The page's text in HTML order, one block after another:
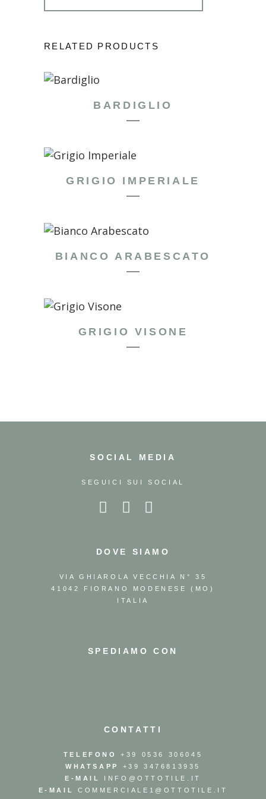
RELATED PRODUCTS
BARDIGLIO
GRIGIO IMPERIALE
BIANCO ARABESCATO
GRIGIO VISONE
SOCIAL MEDIA
SEGUICI SUI SOCIAL
DOVE SIAMO
VIA GHIAROLA VECCHIA N° 35
41042 FIORANO MODENESE (MO)
ITALIA
SPEDIAMO CON
CONTATTI
TELEFONO
+39 0536 306045
WHATSAPP
+39 3476813935
E-MAIL
INFO@OTTOTILE.IT
E-MAIL
COMMERCIALE1@OTTOTILE.IT